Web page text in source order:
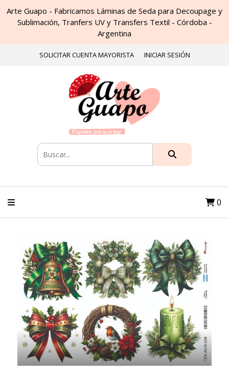
Arte Guapo - Fabricamos Láminas de Seda para Decoupage y
Sublimación, Tranfers UV y Transfers Textil - Córdoba -
Argentina
SOLICITAR CUENTA MAYORISTA INICIAR SESIÓN
0